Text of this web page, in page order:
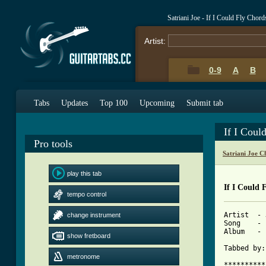
Satriani Joe - If I Could Fly
Artist:
0-9 A B
Tabs Updates Top 100 Upcoming Submit tab
Pro tools
play this tab
tempo control
change instrument
show fretboard
metronome
If I
Satriani Joe
If I Could
Artist  -
Song    -
Album	- Is There Love In Space?
Tabbed by: